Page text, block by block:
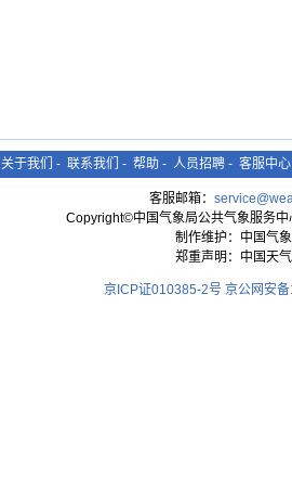
关于我们 - 联系我们 - 帮助 - 人员招聘 - 客服中心
客服邮箱：
Copyright©中国气象局公共气象服务
制作维护：中国气
郑重声明：中国天
京ICP证010385-2号 京公网安